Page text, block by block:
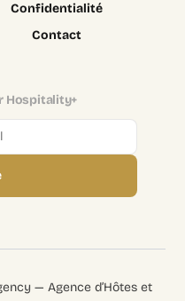
Confidentialité
Contact
Hospitality+
— Agence d’Hôtes et